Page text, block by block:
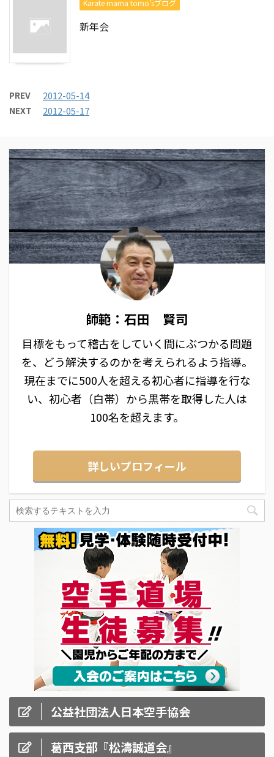
Karate mama tomo’sブログ
新年会
PREV 2012-05-14
NEXT 2012-05-17
師範：石田 賢司
目標をもって稽古をしていく間にぶつかる問題
を、どう解決するのかを考えられるよう指導。
現在までに500人を超える初心者に指導を行な
い、初心者（白帯）から黒帯を取得した人は
100名を超えます。
詳しいプロフィール
公益社団法人日本空手協会
葛西支部『松濤誠道会』